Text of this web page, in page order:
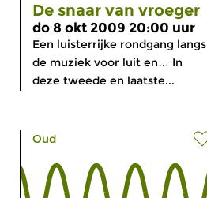
De snaar van vroeger
do 8 okt 2009 20:00 uur
Een luisterrijke rondgang langs
de muziek voor luit en… In
deze tweede en laatste...
Oud